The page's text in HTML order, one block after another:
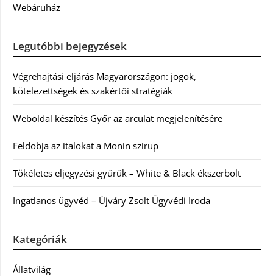
Webáruház
Legutóbbi bejegyzések
Végrehajtási eljárás Magyarországon: jogok,
kötelezettségek és szakértői stratégiák
Weboldal készítés Győr az arculat megjelenítésére
Feldobja az italokat a Monin szirup
Tökéletes eljegyzési gyűrűk – White & Black ékszerbolt
Ingatlanos ügyvéd – Újváry Zsolt Ügyvédi Iroda
Kategóriák
Állatvilág